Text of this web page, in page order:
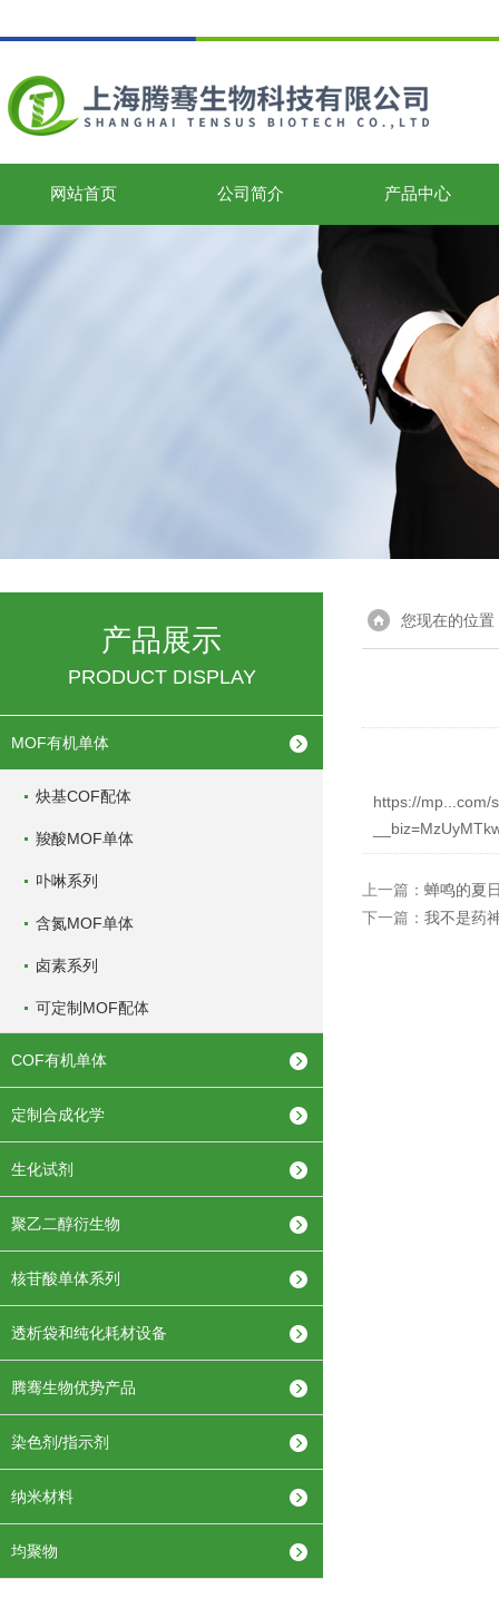
网站首页 公司简介 产品中心
产品展示
PRODUCT DISPLAY
MOF有机单体
炔基COF配体
羧酸MOF单体
卟啉系列
含氮MOF单体
卤素系列
可定制MOF配体
COF有机单体
定制合成化学
生化试剂
聚乙二醇衍生物
核苷酸单体系列
透析袋和纯化耗材设备
腾骞生物优势产品
染色剂/指示剂
纳米材料
均聚物
您现在的位置
https://mp...com/
上一篇： 蝉鸣的夏
下一篇： 我不是药